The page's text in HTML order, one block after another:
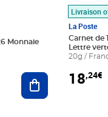
Monnaie
Ajouter au panier
Livraison
La Poste
Carnet de
Lettre
20g /
18,24€